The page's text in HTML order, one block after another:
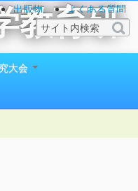
教育研
出版物
よくある質問
大会